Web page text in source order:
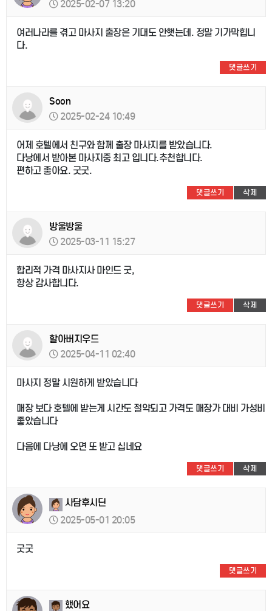
2025-02-07 13:20
여러나라를 겪고 마사지 출장은 기대도 안햇는데. 정말 기가막힙니
다.
댓글쓰기
Soon
2025-02-24 10:49
어제 호텔에서 친구와 함께 출장 마사지를 받았습니다.
다낭에서 받아본 마사지중 최고 입니다.추천합니다.
편하고 좋아요. 굿굿.
댓글쓰기 삭제
방울방울
2025-03-11 15:27
합리적 가격 마사지사 마인드 굿,
항상 감사합니다.
댓글쓰기 삭제
할아버지우드
2025-04-11 02:40
마사지 정말 시원하게 받았습니다
매장 보다 호텔에 받는게 시간도 절약되고 가격도 매장가 대비 가성비
좋았습니다
다음에 다낭에 오면 또 받고 십네요
댓글쓰기 삭제
사담후시딘
2025-05-01 20:05
굿굿
댓글쓰기
했어요